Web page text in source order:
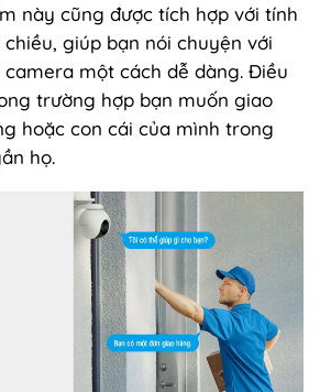
này cũng được tích hợp với tính
giúp bạn nói chuyện với
một cách dễ dàng. Điều
trường hợp bạn muốn giao
hoặc con cái của mình trong
họ.